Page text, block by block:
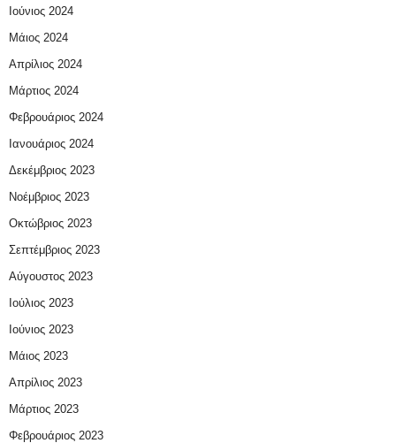
Ιούνιος 2024
Μάιος 2024
Απρίλιος 2024
Μάρτιος 2024
Φεβρουάριος 2024
Ιανουάριος 2024
Δεκέμβριος 2023
Νοέμβριος 2023
Οκτώβριος 2023
Σεπτέμβριος 2023
Αύγουστος 2023
Ιούλιος 2023
Ιούνιος 2023
Μάιος 2023
Απρίλιος 2023
Μάρτιος 2023
Φεβρουάριος 2023